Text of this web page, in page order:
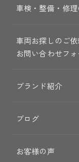
車検・整備・修
車両お探しのご
お問い合わせフォ
ブランド紹介
ブログ
お客様の声